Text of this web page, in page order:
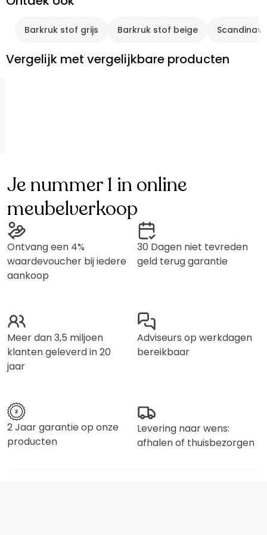
Barkruk stof grijs Barkruk stof beige
Vergelijk met vergelijkbare producten
Je nummer 1 in online
meubelverkoop
Ontvang een 4%
waardevoucher bij iedere
aankoop
30 Dagen niet tevreden
geld terug garantie
Meer dan 3,5 miljoen
klanten geleverd in 20
jaar
Adviseurs op werkdagen
bereikbaar
2 Jaar garantie op onze
producten
Levering naar wens:
afhalen of thuisbezorgen